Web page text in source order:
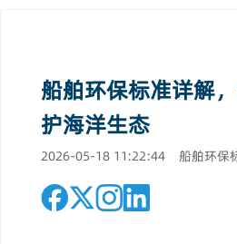
船舶环保标准详解
护海洋生态
2026-05-18 11:22:44 船舶环保